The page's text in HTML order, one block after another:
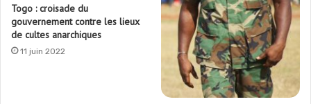
Togo : croisade du
gouvernement contre les lieux
de cultes anarchiques
11 juin 2022